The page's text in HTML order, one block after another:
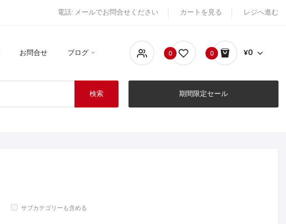
電話: メールでお問合せください カートを見る レジへ進む
お問合せ ブログ 0 0 ¥0
検索 期間限定セール
サブカテゴリーも含める